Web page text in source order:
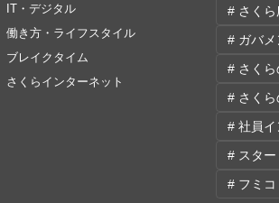
IT・デジタル
働き方・ライフスタイル
ブレイクタイム
さくらインターネット
# さくら
# ガバメ
# さくら
# さく
# 社員イ
# スタ
# フミコ